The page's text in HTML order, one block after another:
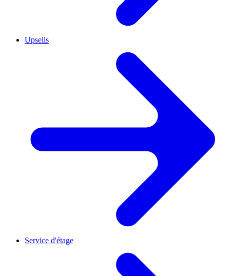
Upsells
Service d'étage